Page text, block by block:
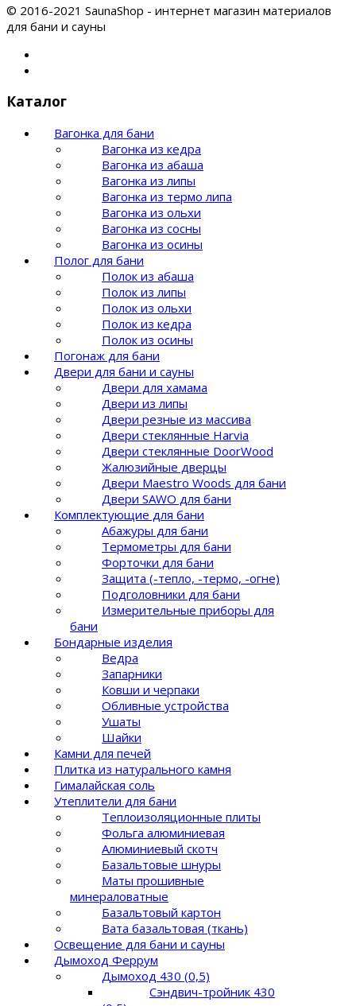
© 2016-2021 SaunaShop - интернет магазин материалов
для бани и сауны
Каталог
Вагонка для бани
Вагонка из кедра
Вагонка из абаша
Вагонка из липы
Вагонка из термо липа
Вагонка из ольхи
Вагонка из сосны
Вагонка из осины
Полог для бани
Полок из абаша
Полок из липы
Полок из ольхи
Полок из кедра
Полок из осины
Погонаж для бани
Двери для бани и сауны
Двери для хамама
Двери из липы
Двери резные из массива
Двери стеклянные Harvia
Двери стеклянные DoorWood
Жалюзийные дверцы
Двери Maestro Woods для бани
Двери SAWO для бани
Комплектующие для бани
Абажуры для бани
Термометры для бани
Форточки для бани
Защита (-тепло, -термо, -огне)
Подголовники для бани
Измерительные приборы для
бани
Бондарные изделия
Ведра
Запарники
Ковши и черпаки
Обливные устройства
Ушаты
Шайки
Камни для печей
Плитка из натурального камня
Гималайская соль
Утеплители для бани
Теплоизоляционные плиты
Фольга алюминиевая
Алюминиевый скотч
Базальтовые шнуры
Маты прошивные
минераловатные
Базальтовый картон
Вата базальтовая (ткань)
Освещение для бани и сауны
Дымоход Феррум
Дымоход 430 (0,5)
Сэндвич-тройник 430